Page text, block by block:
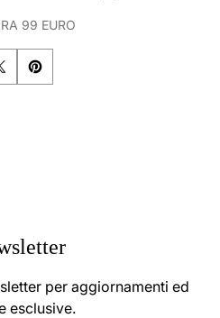
99 EURO
per aggiornamenti ed
esclusive.